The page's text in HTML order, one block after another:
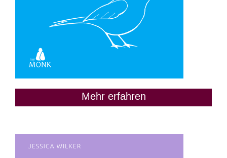
Mehr erfahren